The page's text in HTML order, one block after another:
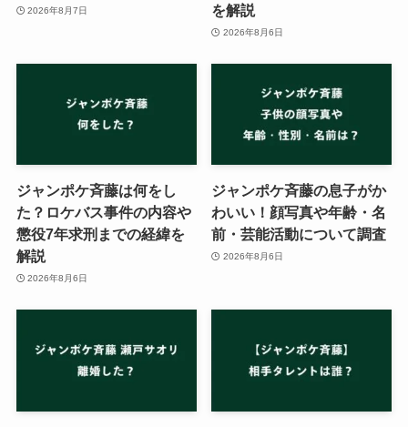
2026年8月7日
を解説
2026年8月6日
ジャンポケ斉藤は何をし
た？ロケバス事件の内容や
懲役7年求刑までの経緯を
解説
2026年8月6日
ジャンポケ斉藤の息子がか
わいい！顔写真や年齢・名
前・芸能活動について調査
2026年8月6日